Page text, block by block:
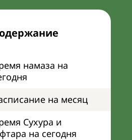
намаза на
на месяц
Сухура и
на сегодня